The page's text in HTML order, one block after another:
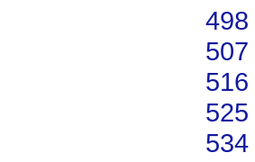
498
507
516
525
534